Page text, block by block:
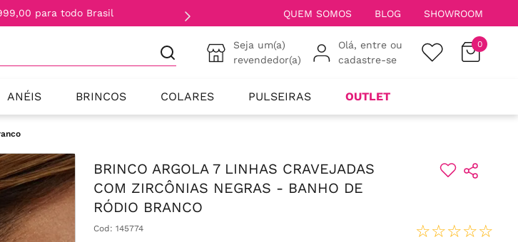
para todo Brasil QUEM SOMOS BLOG SHOWROOM
Seja um(a)
revendedor(a)
Olá, entre ou
cadastre-se
0
ANÉIS BRINCOS COLARES PULSEIRAS OUTLET
BRINCO ARGOLA 7 LINHAS CRAVEJADAS
COM ZIRCÔNIAS NEGRAS - BANHO DE
RÓDIO BRANCO
Cod: 145774 ☆☆☆☆☆